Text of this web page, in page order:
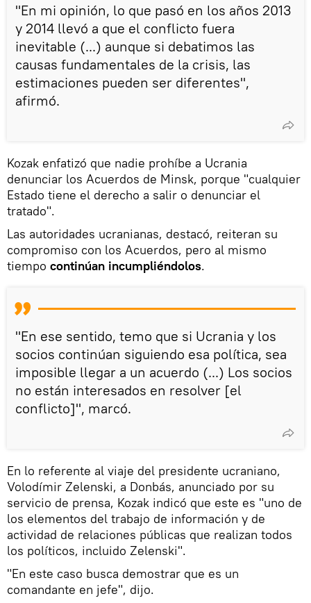
"En mi opinión, lo que pasó en los años 2013
y 2014 llevó a que el conflicto fuera
inevitable (...) aunque si debatimos las
causas fundamentales de la crisis, las
estimaciones pueden ser diferentes",
afirmó.
Kozak enfatizó que nadie prohíbe a Ucrania
denunciar los Acuerdos de Minsk, porque "cualquier
Estado tiene el derecho a salir o denunciar el
tratado".
Las autoridades ucranianas, destacó, reiteran su
compromiso con los Acuerdos, pero al mismo
tiempo continúan incumpliéndolos.
"En ese sentido, temo que si Ucrania y los
socios continúan siguiendo esa política, sea
imposible llegar a un acuerdo (...) Los socios
no están interesados en resolver [el
conflicto]", marcó.
En lo referente al viaje del presidente ucraniano,
Volodímir Zelenski, a Donbás, anunciado por su
servicio de prensa, Kozak indicó que este es "uno de
los elementos del trabajo de información y de
actividad de relaciones públicas que realizan todos
los políticos, incluido Zelenski".
"En este caso busca demostrar que es un
comandante en jefe", dijo.